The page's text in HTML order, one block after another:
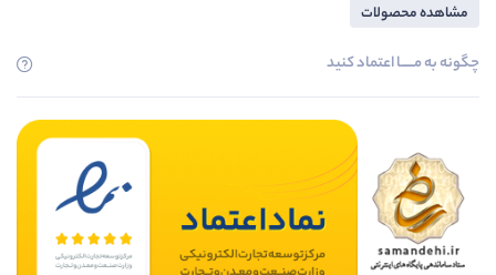
مشاهده محصولات
چگونه به مــــــا اعتماد کنید